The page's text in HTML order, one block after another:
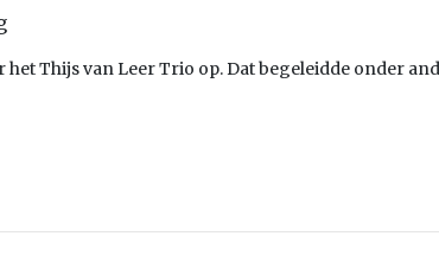
Thijs van Leer Trio op. Dat begeleidde onder